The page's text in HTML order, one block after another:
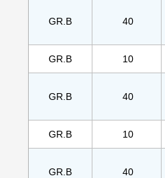
40
GR.B
10
GR.B
40
GR.B
10
GR.B
40
GR.B